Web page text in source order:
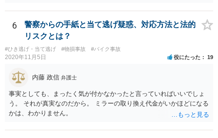
6
警察からの手紙と当て逃げ疑惑、対応方法と法的
リスクとは？
#ひき逃げ・当て逃げ #物損事故 #バイク事故
2020年11月5日 役にたった 19
内藤 政信 弁護士
事実としても、まったく気が付かなかったと言っていればいいでしょ
う。 それが真実なのだから。 ミラーの取り換え代金がいかほどになる
かは、わかりません。